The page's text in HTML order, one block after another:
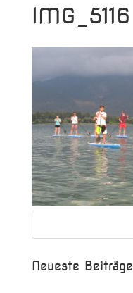
IMG_5116
Neueste Beiträge